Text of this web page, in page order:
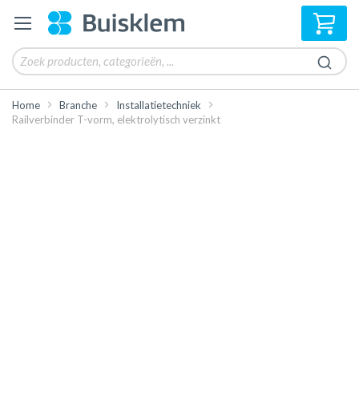
Home Branche
Installatietechniek
Railverbinder T-vorm, elektrolytisch verzinkt